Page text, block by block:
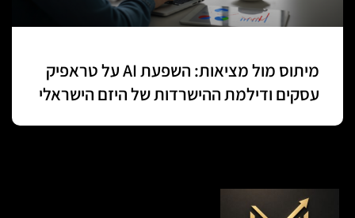
מיתוס מול מציאות: השפעת AI על טראפיק
עסקים ודילמת ההישרדות של היזם הישראלי